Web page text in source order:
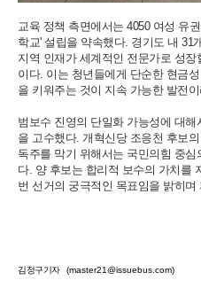
교육 정책 측면에서는 4050 여성 유
학교' 설립을 약속했다. 경기도 내 31
지역 인재가 세계적인 전문가로 성
이다. 이는 청년들에게 단순한 현금
을 키워주는 것이 지속 가능한 발전
범보수 진영의 단일화 가능성에 대
을 고수했다. 개혁신당 조응천 후보
독주를 막기 위해서는 국민의힘 중
다. 양 후보는 합리적 보수의 가치를
번 선거의 궁극적인 목표임을 밝히
김정구기자 (master21@issuebus.com)